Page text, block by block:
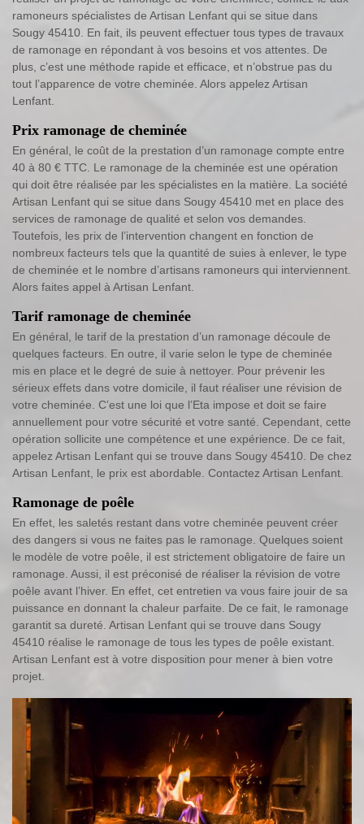
ramoneurs spécialistes de Artisan Lenfant qui se situe dans
Sougy 45410. En fait, ils peuvent effectuer tous types de travaux
de ramonage en répondant à vos besoins et vos attentes. De
plus, c’est une méthode rapide et efficace, et n’obstrue pas du
tout l’apparence de votre cheminée. Alors appelez Artisan
Lenfant.
Prix ramonage de cheminée
En général, le coût de la prestation d’un ramonage compte entre
40 à 80 € TTC. Le ramonage de la cheminée est une opération
qui doit être réalisée par les spécialistes en la matière. La société
Artisan Lenfant qui se situe dans Sougy 45410 met en place des
services de ramonage de qualité et selon vos demandes.
Toutefois, les prix de l’intervention changent en fonction de
nombreux facteurs tels que la quantité de suies à enlever, le type
de cheminée et le nombre d’artisans ramoneurs qui interviennent.
Alors faites appel à Artisan Lenfant.
Tarif ramonage de cheminée
En général, le tarif de la prestation d’un ramonage découle de
quelques facteurs. En outre, il varie selon le type de cheminée
mis en place et le degré de suie à nettoyer. Pour prévenir les
sérieux effets dans votre domicile, il faut réaliser une révision de
votre cheminée. C’est une loi que l’Eta impose et doit se faire
annuellement pour votre sécurité et votre santé. Cependant, cette
opération sollicite une compétence et une expérience. De ce fait,
appelez Artisan Lenfant qui se trouve dans Sougy 45410. De chez
Artisan Lenfant, le prix est abordable. Contactez Artisan Lenfant.
Ramonage de poêle
En effet, les saletés restant dans votre cheminée peuvent créer
des dangers si vous ne faites pas le ramonage. Quelques soient
le modèle de votre poêle, il est strictement obligatoire de faire un
ramonage. Aussi, il est préconisé de réaliser la révision de votre
poêle avant l’hiver. En effet, cet entretien va vous faire jouir de sa
puissance en donnant la chaleur parfaite. De ce fait, le ramonage
garantit sa dureté. Artisan Lenfant qui se trouve dans Sougy
45410 réalise le ramonage de tous les types de poêle existant.
Artisan Lenfant est à votre disposition pour mener à bien votre
projet.